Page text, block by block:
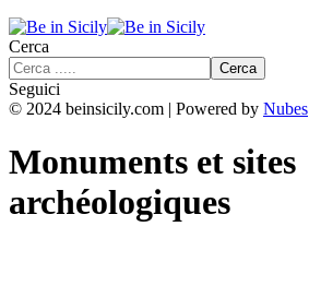
Cerca
Seguici
© 2024 beinsicily.com | Powered by Nubes
Monuments et sites
archéologiques